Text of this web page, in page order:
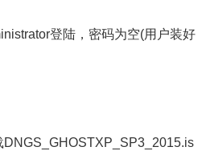
登陆，密码为空(用户装好